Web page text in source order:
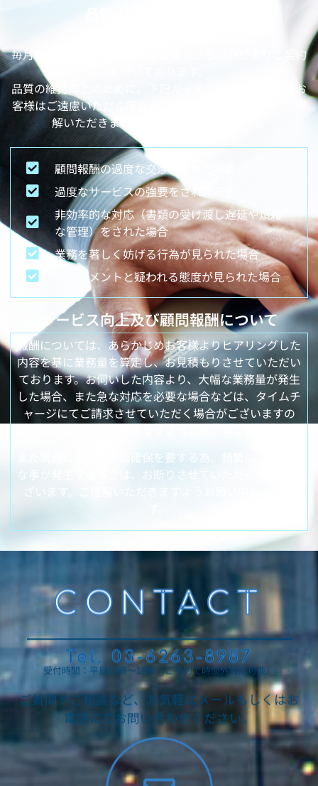
毎月、多数のお問い合わせやお客様から紹介によりご契約
品質の維持向上のために、下記ガイドラインに該当するお
客様はご遠慮いただく場合がございますので、予め、ご理
解いただきますようお願い申し上げます。
顧問報酬の過度な交渉をされた場合
過度なサービスの強要をされた場合
非効率的な対応（書類の受け渡し遅延や煩雑
な管理）をされた場合
業務を著しく妨げる行為が見られた場合
ハラスメントと疑われる態度が見られた場合
サービス向上及び顧問報酬について
報酬については、あらかじめお客様よりヒアリングした
内容を基に業務量を算定し、お見積もりさせていただい
ております。お伺いした内容より、大幅な業務量が発生
した場合、また急な対応を必要な場合などは、タイムチ
ャージにてご請求させていただく場合がございますの
また業務にあたり人員確保を要する為、頻繁にこのよう
な事が発生する場合は、お断りさせていただく場合もご
ざいます。ご理解いただきますようお願い申し上げま
CONTACT
Tel. 03-6263-8987
受付時間：平日10時～18時（ご予約で時間外対応可能）
ご質問やご相談など、お気軽にメールもしくはお
電話にてお問い合わせください。